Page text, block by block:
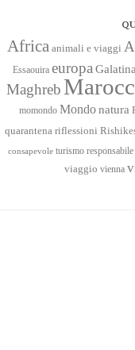
Africa animali e viaggi
Essaouira europaGalatina
Maghreb
momondo Mondo natura
quarantena riflessioni
consapevole turismo responsabile
viaggio vienna